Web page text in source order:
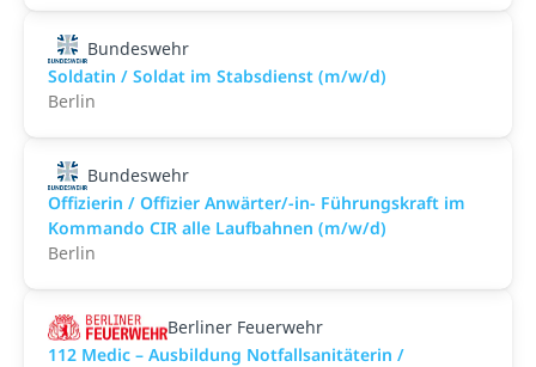
Bundeswehr
Soldatin / Soldat im Stabs­dienst (m/w/d)
Berlin
Bundeswehr
Offizierin / Offizier Anwärter/-in- Führungskraft im
Kommando CIR alle Laufbahnen (m/w/d)
Berlin
Berliner Feuerwehr
112 Medic – Ausbildung Notfallsanitäterin /